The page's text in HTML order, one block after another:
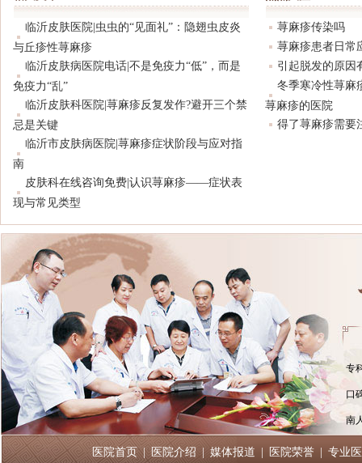
临沂皮肤医院|虫虫的“见面礼”：隐翅虫皮炎
与丘疹性荨麻疹
临沂皮肤病医院电话|不是免疫力“低”，而是
免疫力“乱”
临沂皮肤科医院|荨麻疹反复发作?避开三个禁
忌是关键
临沂市皮肤病医院|荨麻疹症状阶段与应对指
南
皮肤科在线咨询免费|认识荨麻疹——症状表
现与常见类型
荨麻疹传染吗
荨麻疹患者日常
引起脱发的原因
冬季寒冷性荨麻
荨麻疹的医院
得了荨麻疹需要
专
口
南
医院首页 | 医院介绍 媒体报道 医院荣誉 专业